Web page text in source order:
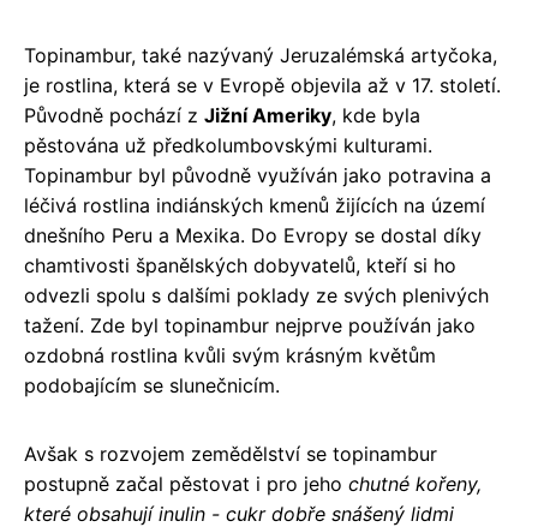
Topinambur, také nazývaný Jeruzalémská artyčoka,
je rostlina, která se v Evropě objevila až v 17. století.
Původně pochází z Jižní Ameriky, kde byla
pěstována už předkolumbovskými kulturami.
Topinambur byl původně využíván jako potravina a
léčivá rostlina indiánských kmenů žijících na území
dnešního Peru a Mexika. Do Evropy se dostal díky
chamtivosti španělských dobyvatelů, kteří si ho
odvezli spolu s dalšími poklady ze svých plenivých
tažení. Zde byl topinambur nejprve používán jako
ozdobná rostlina kvůli svým krásným květům
podobajícím se slunečnicím.
Avšak s rozvojem zemědělství se topinambur
postupně začal pěstovat i pro jeho chutné kořeny,
které obsahují inulin - cukr dobře snášený lidmi